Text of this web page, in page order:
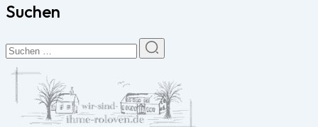
Suchen